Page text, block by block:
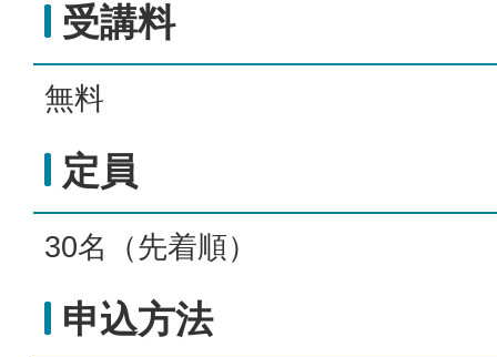
受講料
無料
定員
30名（先着順）
申込方法